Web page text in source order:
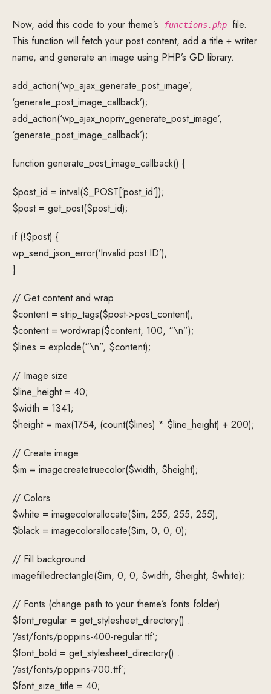
Now, add this code to your theme’s functions.php
file.
This function will fetch your post content, add a title + writer
name, and generate an image using PHP’s GD library.
add_action(‘wp_ajax_generate_post_image’,
‘generate_post_image_callback’);
add_action(‘wp_ajax_nopriv_generate_post_image’,
‘generate_post_image_callback’);
function generate_post_image_callback() {
$post_id = intval($_POST[‘post_id’]);
$post = get_post($post_id);
if (!$post) {
wp_send_json_error(‘Invalid post ID’);
}
// Get content and wrap
$content = strip_tags($post->post_content);
$content = wordwrap($content, 100, “\n”);
$lines = explode(“\n”, $content);
// Image size
$line_height = 40;
$width = 1341;
$height = max(1754, (count($lines) * $line_height) + 200);
// Create image
$im = imagecreatetruecolor($width, $height);
// Colors
$white = imagecolorallocate($im, 255, 255, 255);
$black = imagecolorallocate($im, 0, 0, 0);
// Fill background
imagefilledrectangle($im, 0, 0, $width, $height, $white);
// Fonts (change path to your theme’s fonts folder)
$font_regular = get_stylesheet_directory() .
‘/ast/fonts/poppins-400-regular.ttf’;
$font_bold = get_stylesheet_directory() .
‘/ast/fonts/poppins-700.ttf’;
$font_size_title = 40;